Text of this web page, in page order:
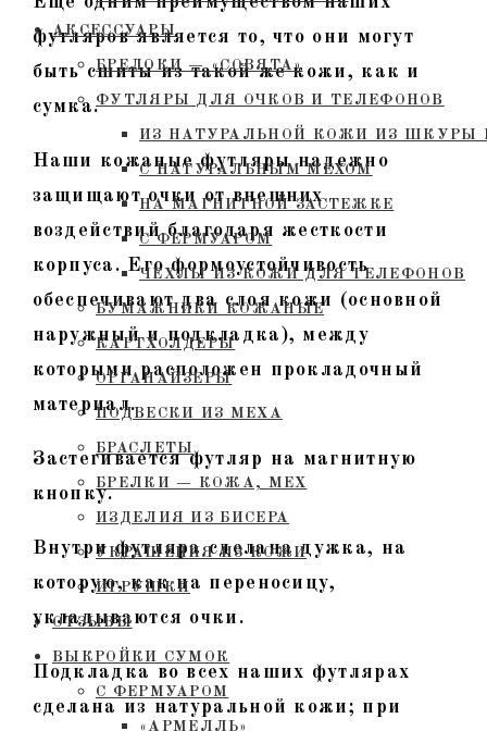
АКСЕССУАРЫ
БРЕЛОКИ — «СОВЯТА»
ФУТЛЯРЫ ДЛЯ ОЧКОВ И ТЕЛЕФОНОВ
ИЗ НАТУРАЛЬНОЙ КОЖИ ИЗ ШКУРЫ
С НАТУРАЛЬНЫМ МЕХОМ
НА МАГНИТНОЙ ЗАСТЕЖКЕ
С ФЕРМУАРОМ
ЧЕХЛЫ ИЗ КОЖИ ДЛЯ ТЕЛЕФОНОВ
БУМАЖНИКИ КОЖАНЫЕ
КАРТХОЛДЕРЫ
ОРГАНАЙЗЕРЫ
ПОДВЕСКИ ИЗ МЕХА
БРАСЛЕТЫ
БРЕЛКИ — КОЖА, МЕХ
ИЗДЕЛИЯ ИЗ БИСЕРА
УКРАШЕНИЯ ИЗ КОЖИ
ИГРУШКИ
ОТЗЫВЫ
ВЫКРОЙКИ СУМОК
С ФЕРМУАРОМ
«АРМЕЛЛЬ»
футляров является то, что они могут
быть сшиты из такой же кожи, как и
сумка.
Наши кожаные футляры надежно
защищают очки от внешних
воздействий благодаря жесткости
корпуса. Его формоустойчивость
обеспечивают два слоя кожи (основной
наружный и подкладка), между
которыми расположен прокладочный
материал.
Застегивается футляр на магнитную
кнопку.
Внутри футляра сделана дужка, на
которую, как на переносицу,
укладываются очки.
Подкладка во всех наших футлярах
сделана из натуральной кожи; при